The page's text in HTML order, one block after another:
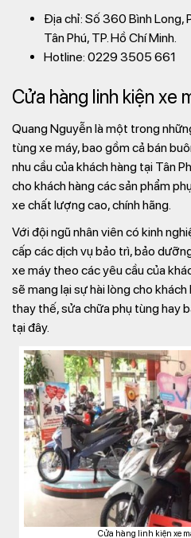
Địa chỉ: Số 360 Bình Long,
Tân Phú, TP. Hồ Chí Minh.
Hotline: 0229 3505 661
Cửa hàng linh kiện xe
Quang Nguyễn là một trong
tùng xe máy, bao gồm cả bán
nhu cầu của khách hàng tại Tân
cho khách hàng các sản phẩm
xe chất lượng cao, chính hãng.
Với đội ngũ nhân viên có kinh
cấp các dịch vụ bảo trì, bảo
xe máy theo các yêu cầu của
sẽ mang lại sự hài lòng cho
thay thế, sửa chữa phụ tùng hay
tại đây.
Cửa hàng linh kiện xe